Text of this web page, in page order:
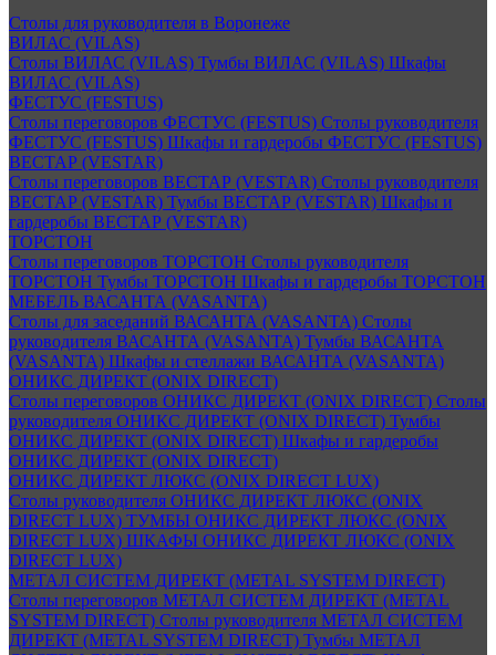
Столы для руководителя в Воронеже
ВИЛАС (VILAS)
Столы ВИЛАС (VILAS) Тумбы ВИЛАС (VILAS) Шкафы
ВИЛАС (VILAS)
ФЕСТУС (FESTUS)
Столы переговоров ФЕСТУС (FESTUS) Столы руководителя
ФЕСТУС (FESTUS) Шкафы и гардеробы ФЕСТУС (FESTUS)
ВЕСТАР (VESTAR)
Столы переговоров ВЕСТАР (VESTAR) Столы руководителя
ВЕСТАР (VESTAR) Тумбы ВЕСТАР (VESTAR) Шкафы и
гардеробы ВЕСТАР (VESTAR)
ТОРСТОН
Столы переговоров ТОРСТОН Столы руководителя
ТОРСТОН Тумбы ТОРСТОН Шкафы и гардеробы ТОРСТОН
МЕБЕЛЬ ВАСАНТА (VASANTA)
Столы для заседаний ВАСАНТА (VASANTA) Столы
руководителя ВАСАНТА (VASANTA) Тумбы ВАСАНТА
(VASANTA) Шкафы и стеллажи ВАСАНТА (VASANTA)
ОНИКС ДИРЕКТ (ONIX DIRECT)
Столы переговоров ОНИКС ДИРЕКТ (ONIX DIRECT) Столы
руководителя ОНИКС ДИРЕКТ (ONIX DIRECT) Тумбы
ОНИКС ДИРЕКТ (ONIX DIRECT) Шкафы и гардеробы
ОНИКС ДИРЕКТ (ONIX DIRECT)
ОНИКС ДИРЕКТ ЛЮКС (ONIX DIRECT LUX)
Столы руководителя ОНИКС ДИРЕКТ ЛЮКС (ONIX
DIRECT LUX) ТУМБЫ ОНИКС ДИРЕКТ ЛЮКС (ONIX
DIRECT LUX) ШКАФЫ ОНИКС ДИРЕКТ ЛЮКС (ONIX
DIRECT LUX)
МЕТАЛ СИСТЕМ ДИРЕКТ (METAL SYSTEM DIRECT)
Столы переговоров МЕТАЛ СИСТЕМ ДИРЕКТ (METAL
SYSTEM DIRECT) Столы руководителя МЕТАЛ СИСТЕМ
ДИРЕКТ (METAL SYSTEM DIRECT) Тумбы МЕТАЛ